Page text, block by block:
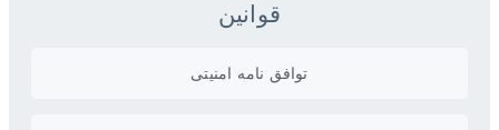
قوانین
توافق نامه امنیتی